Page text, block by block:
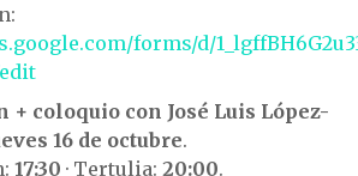
forms/d/
+ coloquio con José Luis López-
16 de octubre.
17:30 · Tertulia: 20:00.